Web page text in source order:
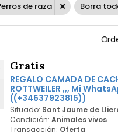
de raza
Borra
Gratis
REGALO CAMADA DE
ROTTWEILER ,,, Mi
((+34637923815))
Situado: Sant Jaume de
Condición: Animales vivos
Transacción: Oferta